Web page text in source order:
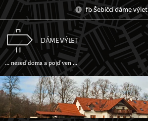
fb Šebíčci dáme výlet
DÁME VÝLET
... neseď doma a pojď ven ...